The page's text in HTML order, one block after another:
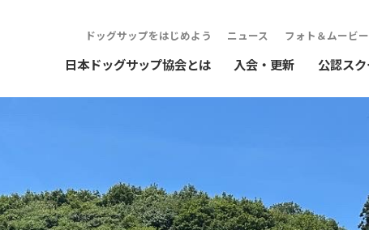
日本ドッグサップ協会とは 入会・更新 公認ス
ドッグサップをはじめよう ニュース フォト＆ムービー